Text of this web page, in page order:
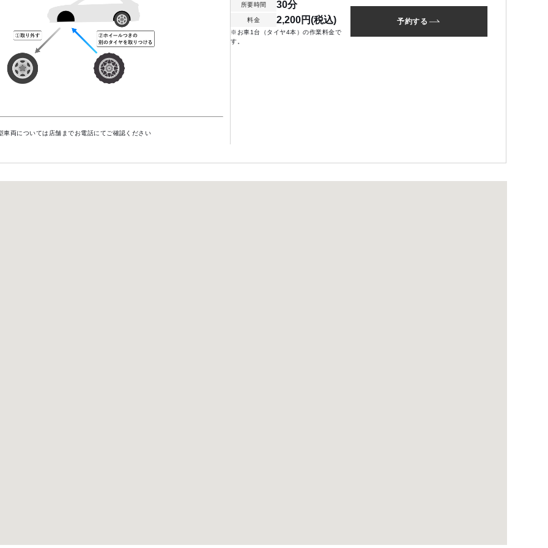
車両については店舗までお電話にてご確認ください
所要時間 30分
料金 2,200円(税込)
※お車1台（タイヤ4本）の作業料金で
す。
予約する